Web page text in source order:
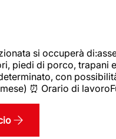
si occuperà
piedi di porco, trapani
con
⏰ Orario di